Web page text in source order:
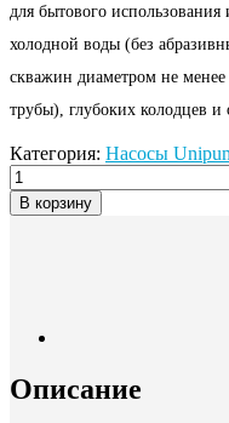
для бытового
холодной воды (без
скважин диаметром не
трубы), глубоких колодцев и
Категория: Насосы
В корзину
Описание